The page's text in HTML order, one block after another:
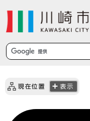
現在位置 表示